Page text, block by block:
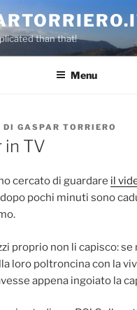
than that!
Menu
DI GASPAR TORRIERO
in TV
cercato di guardare il
pochi minuti sono
proprio non li capisco: se
loro poltroncina con la
appena ingoiato la